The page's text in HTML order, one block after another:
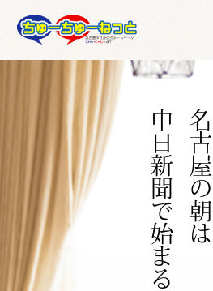
名古屋の朝は
中日新聞で始まる